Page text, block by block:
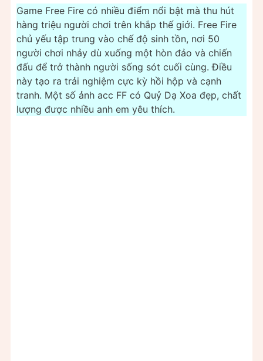
Game Free Fire có nhiều điểm nổi bật mà thu hút
hàng triệu người chơi trên khắp thế giới. Free Fire
chủ yếu tập trung vào chế độ sinh tồn, nơi 50
người chơi nhảy dù xuống một hòn đảo và chiến
đấu để trở thành người sống sót cuối cùng. Điều
này tạo ra trải nghiệm cực kỳ hồi hộp và cạnh
tranh. Một số ảnh acc FF có Quỷ Dạ Xoa đẹp, chất
lượng được nhiều anh em yêu thích.